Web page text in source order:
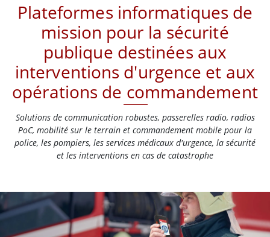
Plateformes informatiques de
mission pour la sécurité
publique destinées aux
interventions d'urgence et aux
opérations de commandement
Solutions de communication robustes, passerelles radio, radios
PoC, mobilité sur le terrain et commandement mobile pour la
police, les pompiers, les services médicaux d'urgence, la sécurité
et les interventions en cas de catastrophe